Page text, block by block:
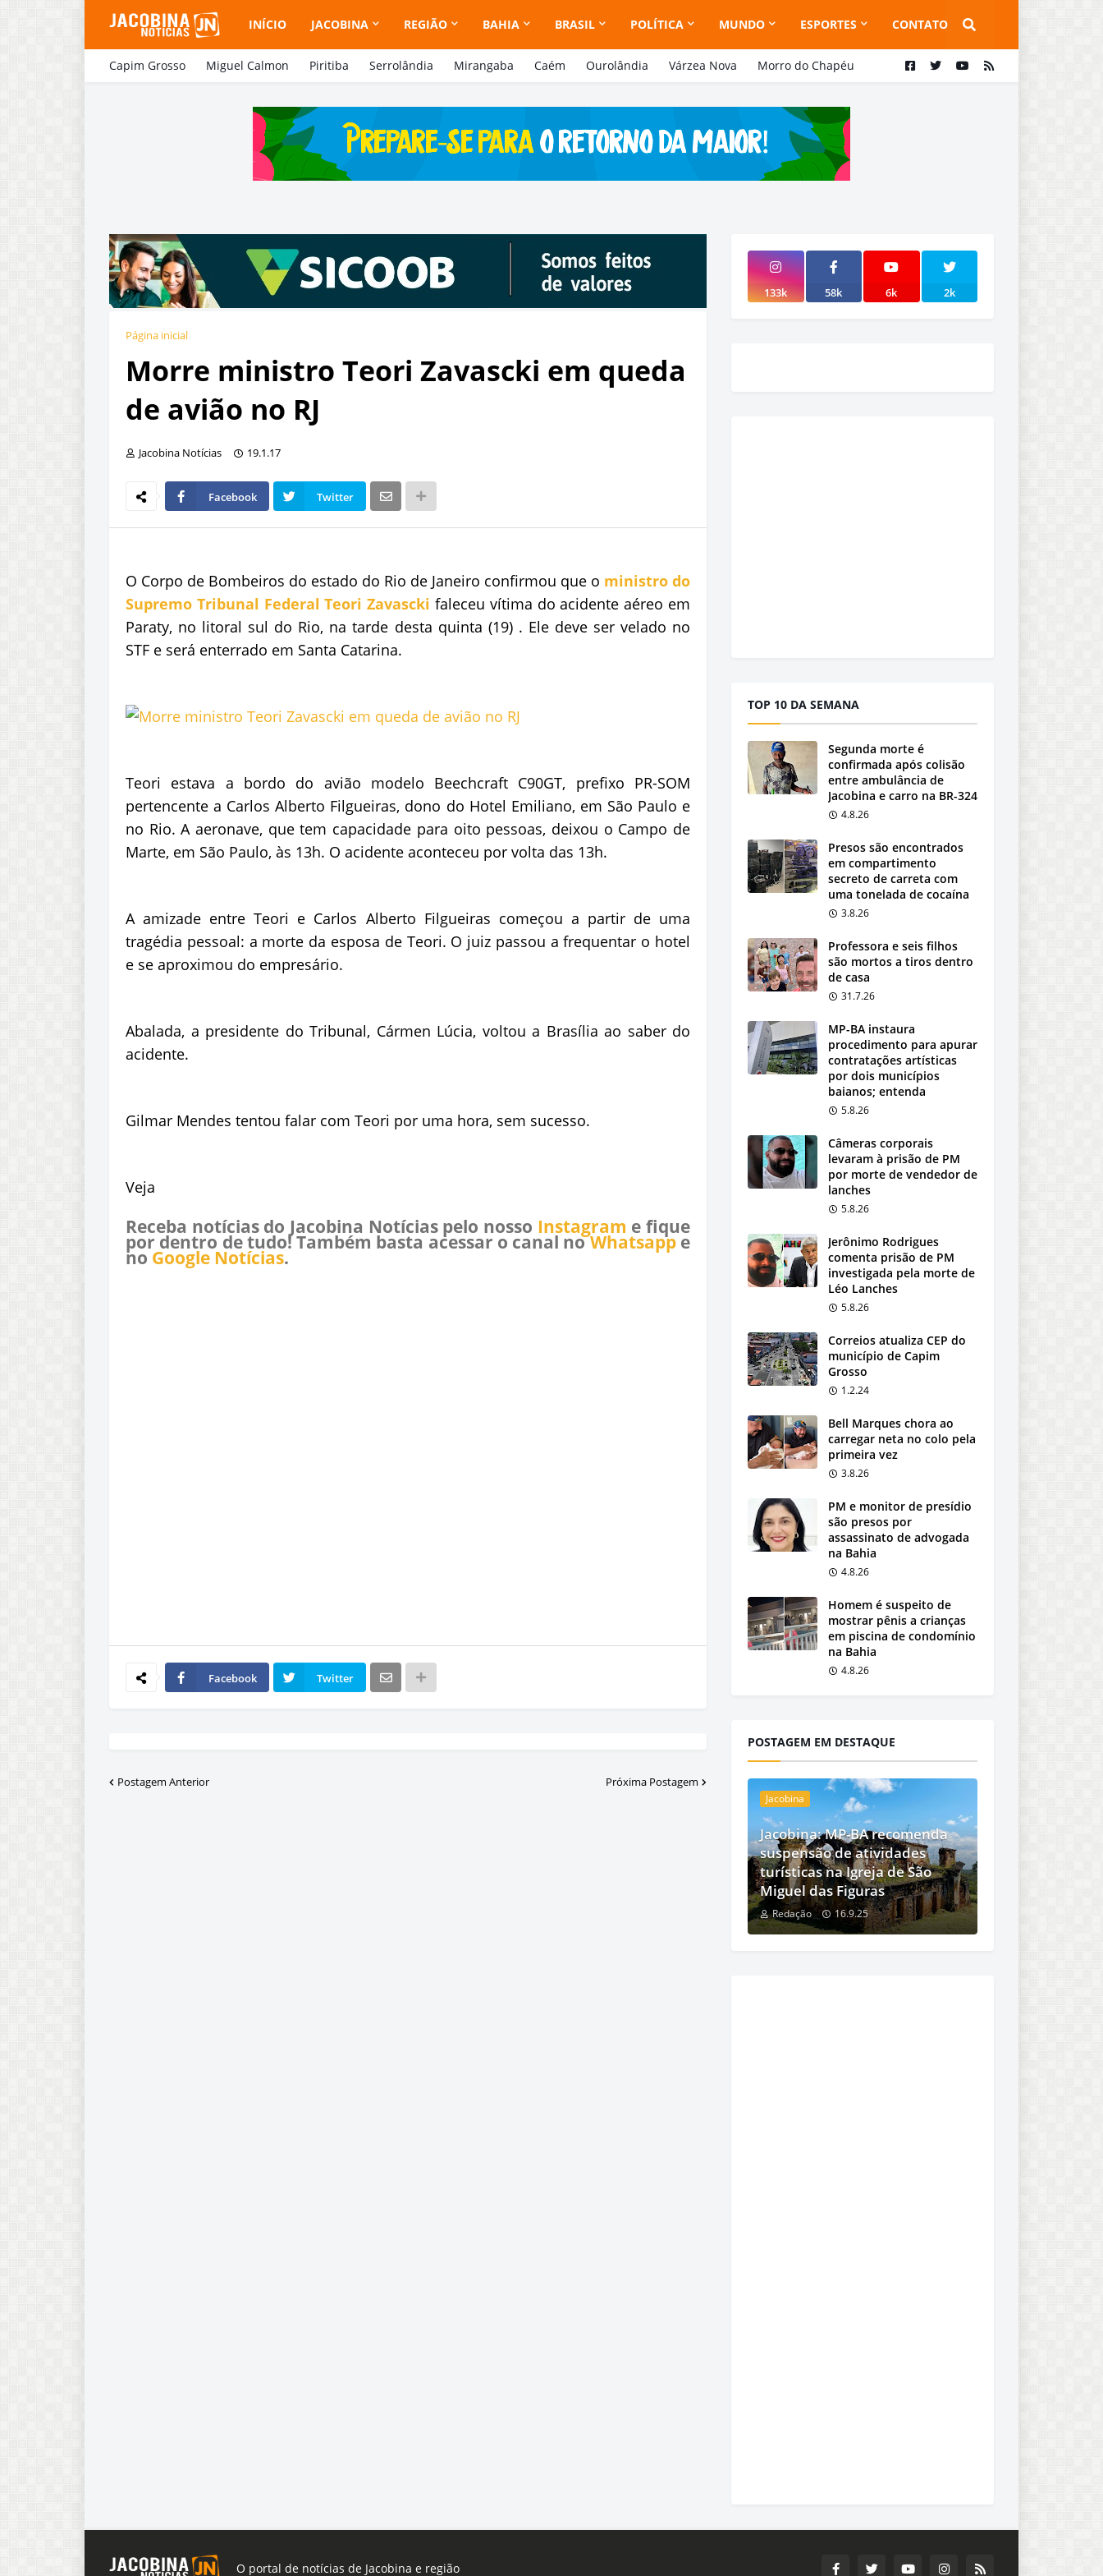
INÍCIO JACOBINA REGIÃO BAHIA BRASIL POLÍTICA MUNDO ESPORTES CONTATO
Capim Grosso Miguel Calmon Piritiba Serrolândia Mirangaba Caém Ourolândia Várzea Nova Morro do Chapéu
Página inicial
Morre ministro Teori Zavascki em queda
de avião no RJ
Jacobina Notícias 19.1.17
Facebook Twitter
O Corpo de Bombeiros do estado do Rio de Janeiro confirmou que o ministro do
Supremo Tribunal Federal Teori Zavascki faleceu vítima do acidente aéreo em
Paraty, no litoral sul do Rio, na tarde desta quinta (19) . Ele deve ser velado no
STF e será enterrado em Santa Catarina.
Teori estava a bordo do avião modelo Beechcraft C90GT, prefixo PR-SOM
pertencente a Carlos Alberto Filgueiras, dono do Hotel Emiliano, em São Paulo e
no Rio. A aeronave, que tem capacidade para oito pessoas, deixou o Campo de
Marte, em São Paulo, às 13h. O acidente aconteceu por volta das 13h.
A amizade entre Teori e Carlos Alberto Filgueiras começou a partir de uma
tragédia pessoal: a morte da esposa de Teori. O juiz passou a frequentar o hotel
e se aproximou do empresário.
Abalada, a presidente do Tribunal, Cármen Lúcia, voltou a Brasília ao saber do
acidente.
Gilmar Mendes tentou falar com Teori por uma hora, sem sucesso.
Veja
Receba notícias do Jacobina Notícias pelo nosso Instagram e fique
por dentro de tudo! Também basta acessar o canal noWhatsappe
no Google Notícias.
Facebook Twitter
Postagem Anterior Próxima Postagem
133k 58k 6k 2k
TOP 10 DA SEMANA
Segunda morte é
confirmada após colisão
entre ambulância de
Jacobina e carro na BR-324
4.8.26
Presos são encontrados
em compartimento
secreto de carreta com
uma tonelada de cocaína
3.8.26
Professora e seis filhos
são mortos a tiros dentro
de casa
31.7.26
MP-BA instaura
procedimento para apurar
contratações artísticas
por dois municípios
baianos; entenda
5.8.26
Câmeras corporais
levaram à prisão de PM
por morte de vendedor de
lanches
5.8.26
Jerônimo Rodrigues
comenta prisão de PM
investigada pela morte de
Léo Lanches
5.8.26
Correios atualiza CEP do
município de Capim
Grosso
1.2.24
Bell Marques chora ao
carregar neta no colo pela
primeira vez
3.8.26
PM e monitor de presídio
são presos por
assassinato de advogada
na Bahia
4.8.26
Homem é suspeito de
mostrar pênis a crianças
em piscina de condomínio
na Bahia
4.8.26
POSTAGEM EM DESTAQUE
Jacobina
Jacobina: MP-BA recomenda
suspensão de atividades
turísticas na Igreja de São
Miguel das Figuras
Redação 16.9.25
O portal de notícias de Jacobina e região